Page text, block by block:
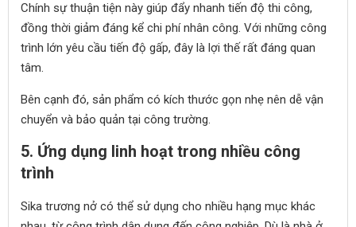
Chính sự thuận tiện này giúp đẩy nhanh tiến độ thi công,
đồng thời giảm đáng kể chi phí nhân công. Với những công
trình lớn yêu cầu tiến độ gấp, đây là lợi thế rất đáng quan
tâm.
Bên cạnh đó, sản phẩm có kích thước gọn nhẹ nên dễ vận
chuyển và bảo quản tại công trường.
5. Ứng dụng linh hoạt trong nhiều công
trình
Sika trương nở có thể sử dụng cho nhiều hạng mục khác